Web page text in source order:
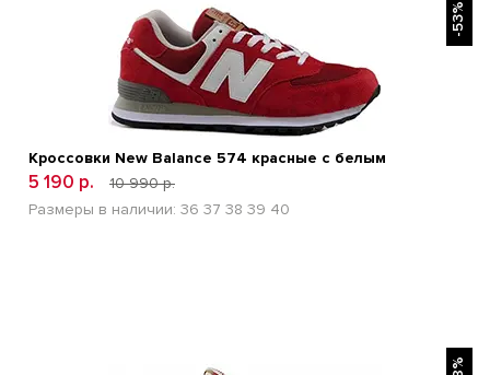
-53%
Кроссовки New Balance 574 красные с белым
5 190 р.
10 990 р.
Размеры в наличии: 36 37 38 39 40